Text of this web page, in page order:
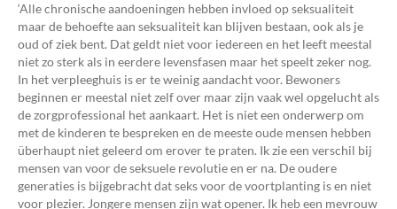
‘Alle chronische aandoeningen hebben invloed op seksualiteit
maar de behoefte aan seksualiteit kan blijven bestaan, ook als je
oud of ziek bent. Dat geldt niet voor iedereen en het leeft meestal
niet zo sterk als in eerdere levensfasen maar het speelt zeker nog.
In het verpleeghuis is er te weinig aandacht voor. Bewoners
beginnen er meestal niet zelf over maar zijn vaak wel opgelucht als
de zorgprofessional het aankaart. Het is niet een onderwerp om
met de kinderen te bespreken en de meeste oude mensen hebben
überhaupt niet geleerd om erover te praten. Ik zie een verschil bij
mensen van voor de seksuele revolutie en er na. De oudere
generaties is bijgebracht dat seks voor de voortplanting is en niet
voor plezier. Jongere mensen zijn wat opener. Ik heb een mevrouw